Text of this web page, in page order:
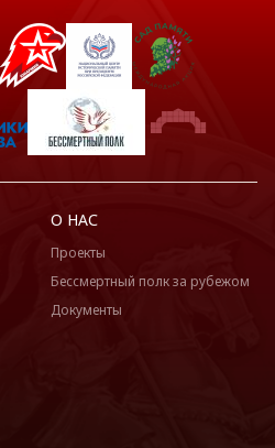
О НАС
Проекты
Бессмертный полк за рубежом
Документы